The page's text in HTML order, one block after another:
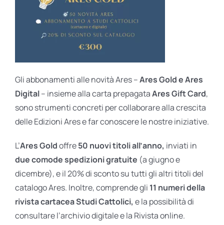
Gli abbonamenti alle novità Ares –Ares Gold e Ares
Digital– insieme alla carta prepagataAres Gift Card,
sono strumenti concreti per collaborare alla crescita
delle Edizioni Ares e far conoscere le nostre iniziative.
L’Ares Goldoffre50 nuovi titoli all’anno, inviati in
due comode spedizioni gratuite (a giugno e
dicembre), e il 20% di sconto su tutti gli altri titoli del
catalogo Ares. Inoltre, comprende gli 11 numeri della
rivista cartacea Studi Cattolici, e la possibilità di
consultare l’archivio digitale e la Rivista online.